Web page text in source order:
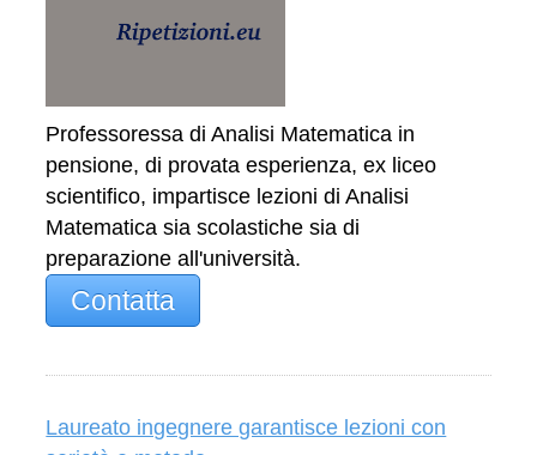
Professoressa di Analisi Matematica in
pensione, di provata esperienza, ex liceo
scientifico, impartisce lezioni di Analisi
Matematica sia scolastiche sia di
preparazione all'università.
Contatta
Laureato ingegnere garantisce lezioni con